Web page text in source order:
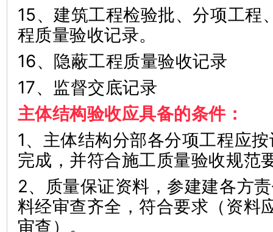
15、建筑工程检验批、分项工程
程质量验收记录。
16、隐蔽工程质量验收记录
17、监督交底记录
主体结构验收应具备的条件：
1、主体结构分部各分项工程应
完成，并符合施工质量验收规
2、质量保证资料，参建建各方
料经审查齐全，符合要求（资料
审查）。